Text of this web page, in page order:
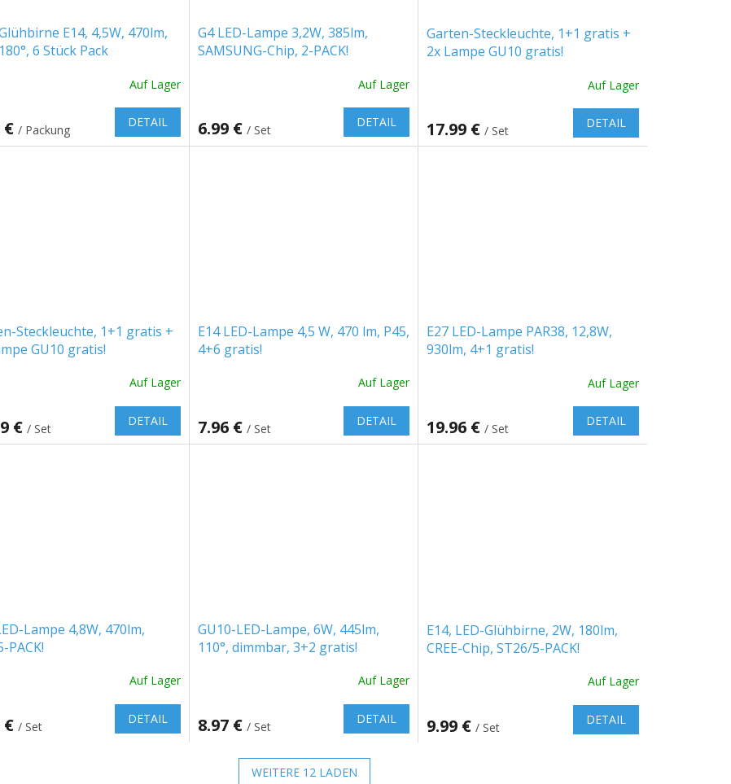
E14, 4,5W, 470lm,
6 Stück Pack
Auf Lager
€ / Packung
DETAIL
G4 LED-Lampe 3,2W, 385lm,
SAMSUNG-Chip, 2-PACK!
Auf Lager
6.99 € / Set
DETAIL
Garten-Steckleuchte, 1+1 gratis +
2x Lampe GU10 gratis!
Auf Lager
17.99 € / Set
DETAIL
Steckleuchte, 1+1 gratis +
GU10 gratis!
Auf Lager
€ / Set
DETAIL
E14 LED-Lampe 4,5 W, 470 lm, P45,
4+6 gratis!
Auf Lager
7.96 € / Set
DETAIL
E27 LED-Lampe PAR38, 12,8W,
930lm, 4+1 gratis!
Auf Lager
19.96 € / Set
DETAIL
Lampe 4,8W, 470lm,
PACK!
Auf Lager
€ / Set
DETAIL
GU10-LED-Lampe, 6W, 445lm,
110°, dimmbar, 3+2 gratis!
Auf Lager
8.97 € / Set
DETAIL
E14, LED-Glühbirne, 2W, 180lm,
CREE-Chip, ST26/5-PACK!
Auf Lager
9.99 € / Set
DETAIL
WEITERE 12 LADEN